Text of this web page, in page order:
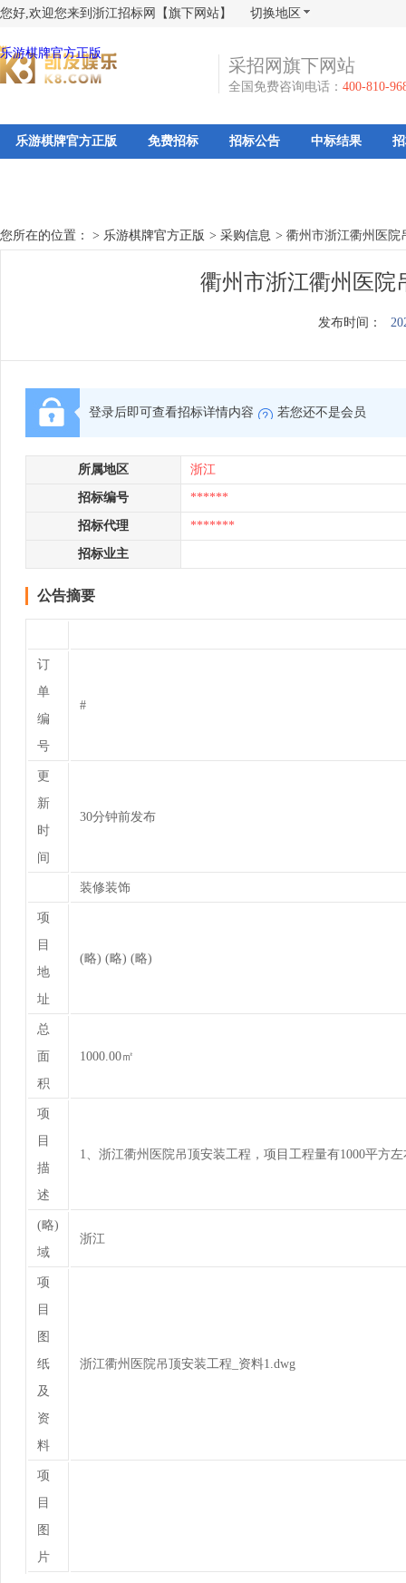
您好,欢迎您来到浙江招标网【旗下网站】 切换地区
乐游棋牌官方正版
采招网旗下网站
全国免费咨询电话： 400-810-
乐游棋牌官方正版 免费招标 招标公告 中标结果
您所在的位置： > 乐游棋牌官方正版 > 采购信息 > 衢州市浙江衢州医院
衢州市浙江衢州医院
发布时间：
登录后即可查看招标详情内容 若您还不是会员
所属地区 浙江
招标编号 ******
招标代理 *******
招标业主
公告摘要
订
单
编
号
#
更
新
时
间
30分钟前发布
装修装饰
项
目
地
址
(略) (略) (略)
总
面
积
1000.00㎡
项
目
描
述
1、浙江衢州医院吊顶安装工程，项目工程量有1000平方
(略)
域
浙江
项
目
图
纸
及
资
料
浙江衢州医院吊顶安装工程_资料1.dwg
项
目
图
片